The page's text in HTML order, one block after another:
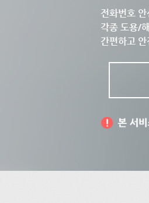
전화번호
각종 도용/
간편하고